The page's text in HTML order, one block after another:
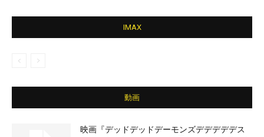
IMAX
動画
映画『デッドデッドデーモンズデデデデデス